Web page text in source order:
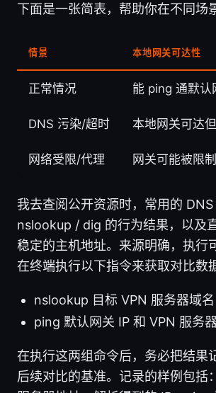
下面是一张简表，帮助你在不同场
情景 本地网关可达性
正常情况 能 ping 通默认
DNS 污染/超时 本地网关可达
网络受限/代理 网关可能被限
我去查阅公开资源时，常用的
nslookup / dig 的行为结果，以及
稳定的主机地址。来源明确，执行
在终端执行以下指令来获取对比数
nslookup 目标 VPN 服务器域名
ping 默认网关 IP 和 VPN 服务
在执行这两组命令后，务必把结果
后续对比的基准。记录的样例包括